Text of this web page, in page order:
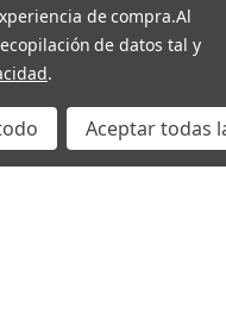
de compra.Al
de datos tal y
.
Aceptar todas